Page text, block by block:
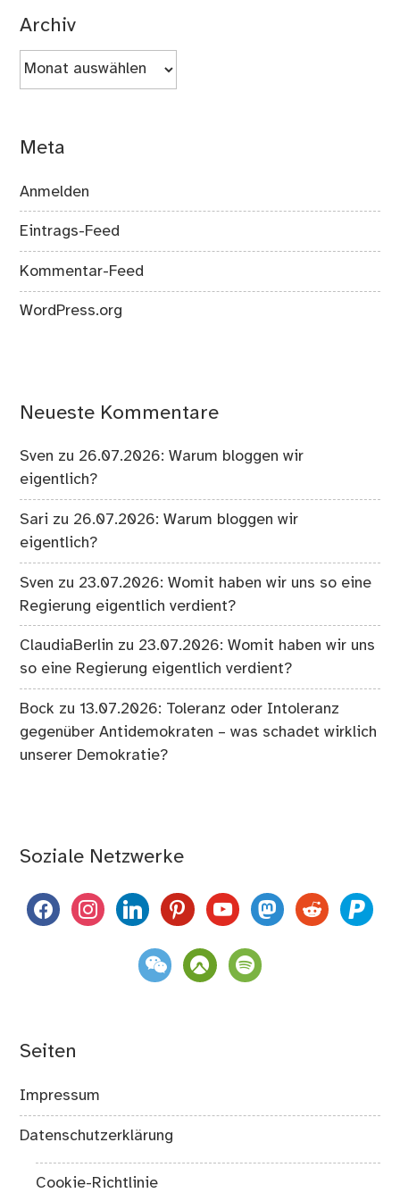
Archiv
Archiv
Meta
Anmelden
Eintrags-Feed
Kommentar-Feed
WordPress.org
Neueste Kommentare
Sven zu 26.07.2026: Warum bloggen wir
eigentlich?
Sari zu 26.07.2026: Warum bloggen wir
eigentlich?
Sven zu 23.07.2026: Womit haben wir uns so eine
Regierung eigentlich verdient?
ClaudiaBerlin zu 23.07.2026: Womit haben wir uns
so eine Regierung eigentlich verdient?
Bock zu13.07.2026: Toleranz oder Intoleranz
gegenüber Antidemokraten – was schadet wirklich
unserer Demokratie?
Soziale Netzwerke
facebookinstagramlinkedinpinterestyoutubemastodon
reddit paypal
weixin komootspotify
Seiten
Impressum
Datenschutzerklärung
Cookie-Richtlinie